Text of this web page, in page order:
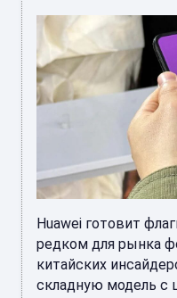
Huawei готовит
редком для рынка
китайских
складную модель с